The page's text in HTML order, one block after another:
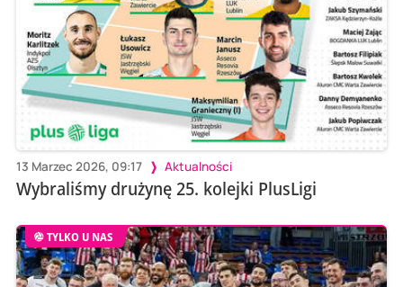
13 Marzec 2026, 09:17 Aktualności
Wybraliśmy drużynę 25. kolejki PlusLigi
TYLKO U NAS